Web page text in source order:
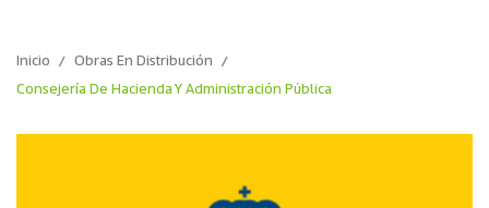
Inicio
Obras En Distribución
Consejería De Hacienda Y Administración Pública